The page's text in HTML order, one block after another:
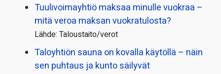
Tuulivoimayhtiö maksaa minulle vuokraa –
mitä veroa maksan vuokratulosta?
Lähde: Taloustaito/verot
Taloyhtiön sauna on kovalla käytöllä – näin
sen puhtaus ja kunto säilyvät